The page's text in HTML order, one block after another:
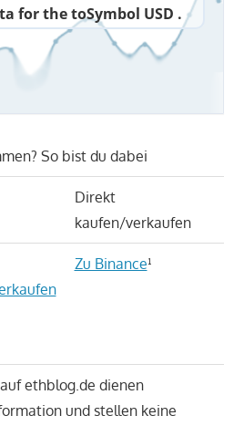
for the toSymbol USD .
So bist du dabei
Direkt
kaufen/verkaufen
Zu Binance¹
ethblog.de dienen
und stellen keine